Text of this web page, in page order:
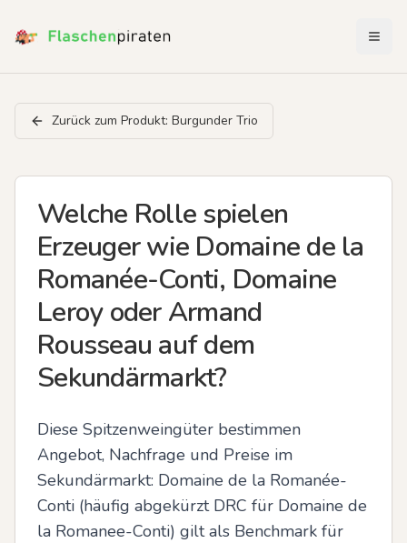
Zurück zum Produkt: Burgunder Trio
Welche Rolle spielen
Erzeuger wie Domaine de la
Romanée-Conti, Domaine
Leroy oder Armand
Rousseau auf dem
Sekundärmarkt?
Diese Spitzenweingüter bestimmen
Angebot, Nachfrage und Preise im
Sekundärmarkt: Domaine de la Romanée-
Conti (häufig abgekürzt DRC für Domaine de
la Romanee-Conti) gilt als Benchmark für